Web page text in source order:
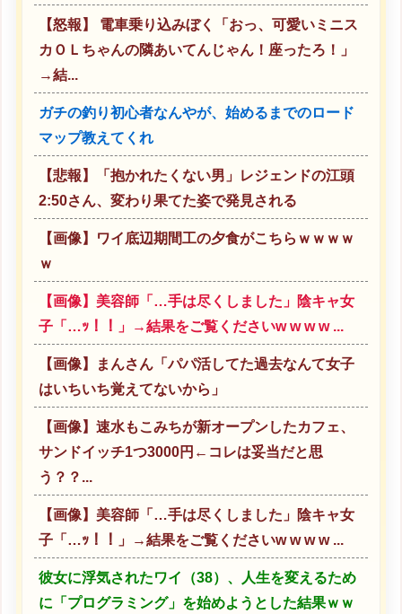
【怒報】 電車乗り込みぼく「おっ、可愛いミニス
カＯＬちゃんの隣あいてんじゃん！座ったろ！」
→結...
ガチの釣り初心者なんやが、始めるまでのロード
マップ教えてくれ
【悲報】「抱かれたくない男」レジェンドの江頭
2:50さん、変わり果てた姿で発見される
【画像】ワイ底辺期間工の夕食がこちらｗｗｗｗ
ｗ
【画像】美容師「…手は尽くしました」陰キャ女
子「…ｯ！！」→結果をご覧くださいw w w w ...
【画像】まんさん「パパ活してた過去なんて女子
はいちいち覚えてないから」
【画像】速水もこみちが新オープンしたカフェ、
サンドイッチ1つ3000円←コレは妥当だと思
う？？...
【画像】美容師「…手は尽くしました」陰キャ女
子「…ｯ！！」→結果をご覧くださいw w w w ...
彼女に浮気されたワイ（38）、人生を変えるため
に「プログラミング」を始めようとした結果ｗｗ